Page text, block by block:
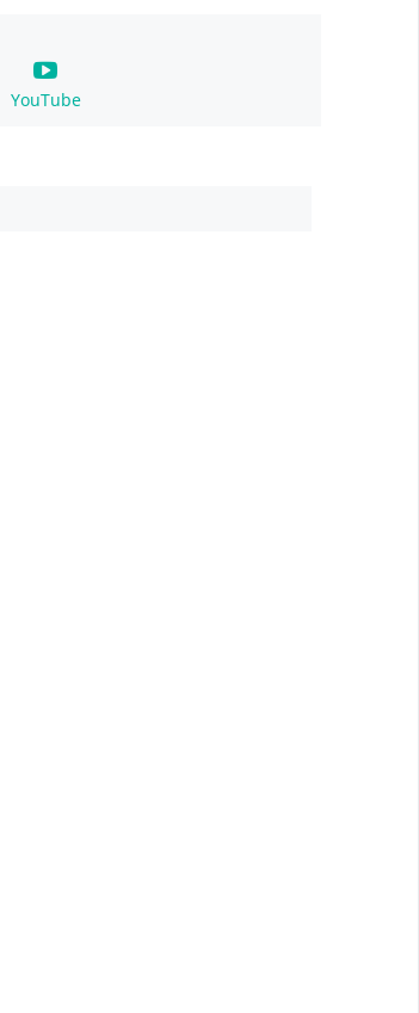
YouTube